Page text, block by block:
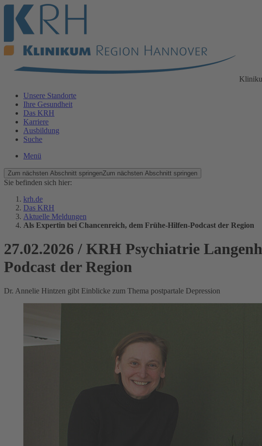
Unsere Standorte
Ihre Gesundheit
Das KRH
Karriere
Ausbildung
Suche
Menü
Zum nächsten Abschnitt springenZum nächsten Abschnitt springen
Sie befinden sich hier:
krh.de
Das KRH
Aktuelle Meldungen
Als Expertin bei Chancenreich, dem Frühe-Hilfen-Podcast der Region
27.02.2026 / KRH Psychiatrie
Podcast der Region
Dr. Annelie Hintzen gibt Einblicke zum Thema postpartale Depression